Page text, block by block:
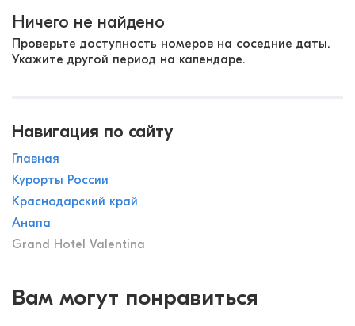
Ничего не найдено
Проверьте доступность номеров на соседние даты.
Укажите другой период на календаре.
Навигация по сайту
Главная
Курорты России
Краснодарский край
Анапа
Grand Hotel Valentina
Вам могут понравиться